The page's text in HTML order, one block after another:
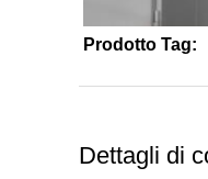
Prodotto Tag:
Dettagli di